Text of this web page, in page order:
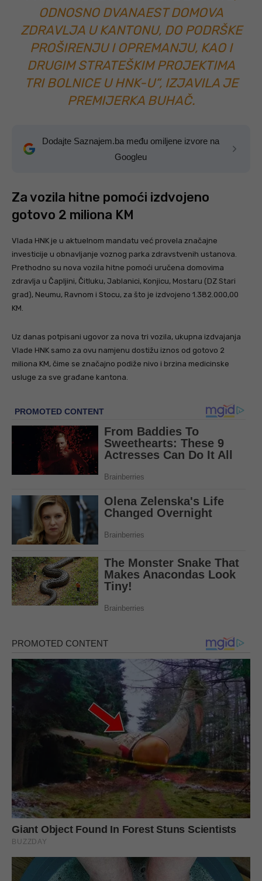
ODNOSNO DVANAEST DOMOVA
ZDRAVLJA U KANTONU, DO PODRŠKE
PROŠIRENJU I OPREMANJU, KAO I
DRUGIM STRATEŠKIM PROJEKTIMA
TRI BOLNICE U HNK-U“, IZJAVILA JE
PREMIJERKA BUHAČ.
Dodajte Saznajem.ba među omiljene izvore na
Googleu
Za vozila hitne pomoći izdvojeno
gotovo 2 miliona KM
Vlada HNK je u aktuelnom mandatu već provela značajne
investicije u obnavljanje voznog parka zdravstvenih ustanova.
Prethodno su nova vozila hitne pomoći uručena domovima
zdravlja u Čapljini, Čitluku, Jablanici, Konjicu, Mostaru (DZ Stari
grad), Neumu, Ravnom i Stocu, za što je izdvojeno 1.382.000,00
KM.
Uz danas potpisani ugovor za nova tri vozila, ukupna izdvajanja
Vlade HNK samo za ovu namjenu dostižu iznos od gotovo 2
miliona KM, čime se značajno podiže nivo i brzina medicinske
usluge za sve građane kantona.